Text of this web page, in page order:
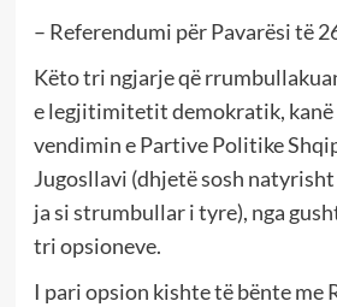
– Referendumi për Pavarësi të
Këto tri ngjarje që
e legjitimitetit demokratik, kanë
vendimin e Partive Politike
Jugosllavi (dhjetë sosh
ja si strumbullar i tyre), nga
tri opsioneve.
I pari opsion kishte të bënte me